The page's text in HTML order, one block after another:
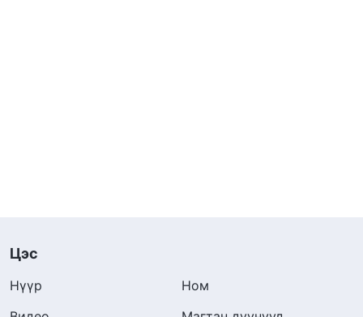
Цэс
Нүүр
Ном